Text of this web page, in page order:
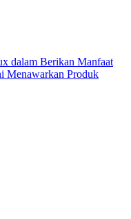
dalam Berikan Manfaat
Menawarkan Produk